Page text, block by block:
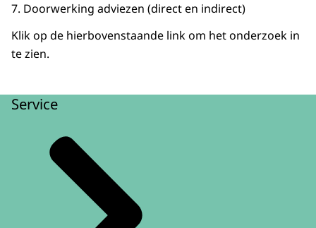
7. Doorwerking adviezen (direct en indirect)
Klik op de hierbovenstaande link om het onderzoek in
te zien.
Service